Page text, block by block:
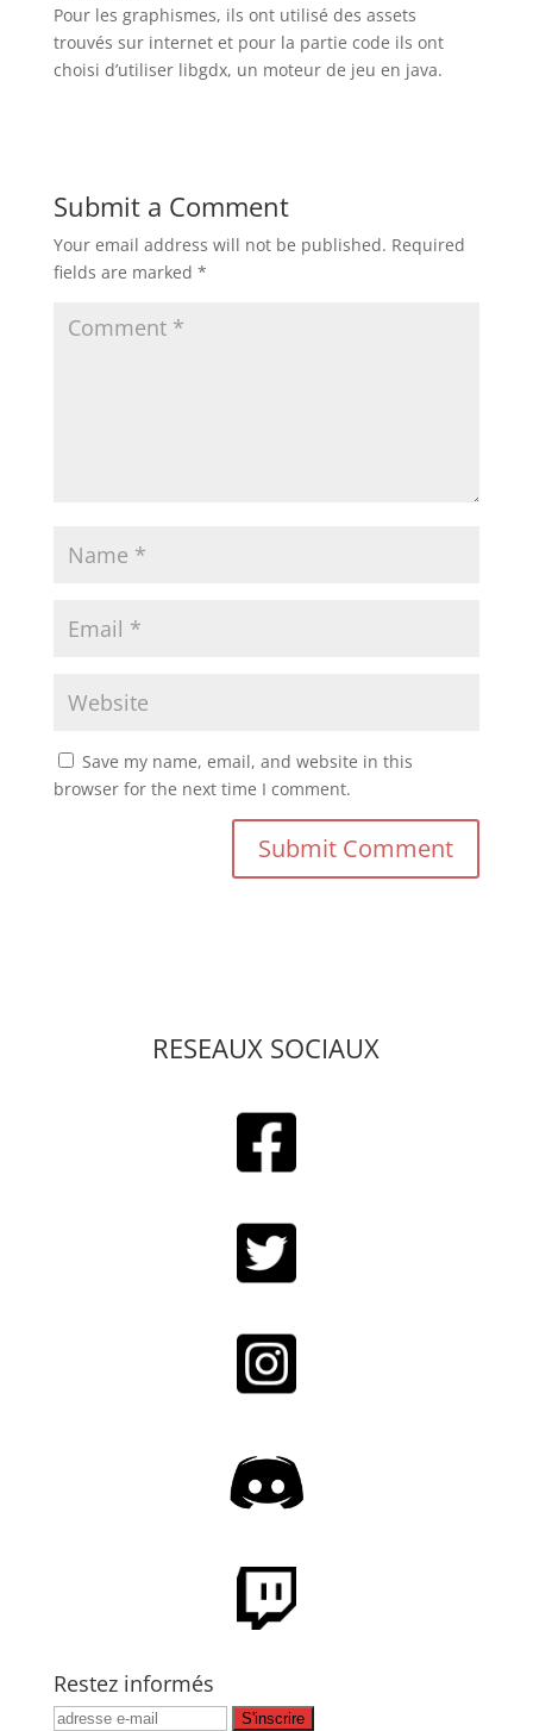
Pour les graphismes, ils ont utilisé des assets
trouvés sur internet et pour la partie code ils ont
choisi d’utiliser libgdx, un moteur de jeu en java.
Submit a Comment
Your email address will not be published. Required
fields are marked *
Save my name, email, and website in this
browser for the next time I comment.
RESEAUX SOCIAUX
Restez informés